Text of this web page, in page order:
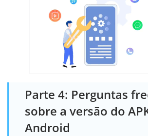
Parte 4: Perguntas
sobre a versão do
Android